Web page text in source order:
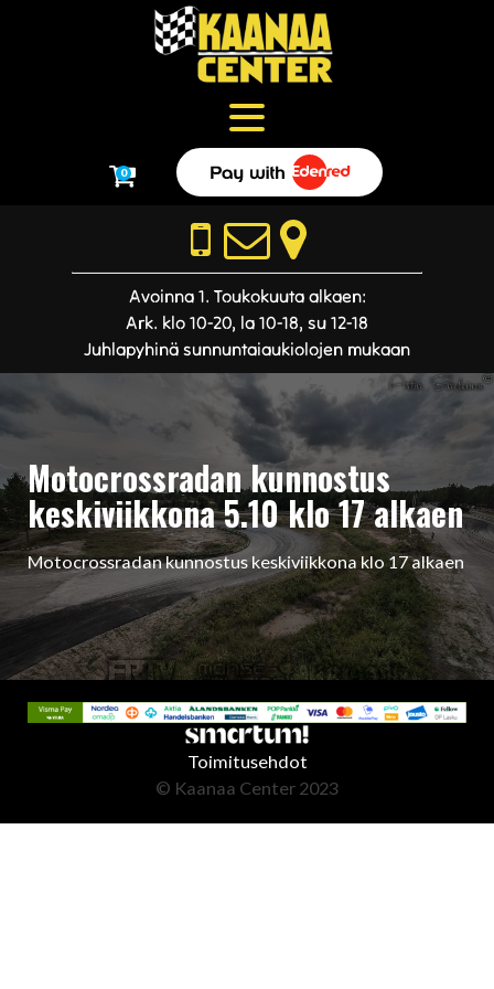
0
Avoinna 1. Toukokuuta alkaen:
Ark. klo 10-20, la 10-18, su 12-18
Juhlapyhinä sunnuntaiaukiolojen mukaan
Motocrossradan kunnostus
keskiviikkona 5.10 klo 17 alkaen
Motocrossradan kunnostus keskiviikkona klo 17 alkaen
Toimitusehdot
© Kaanaa Center 2023